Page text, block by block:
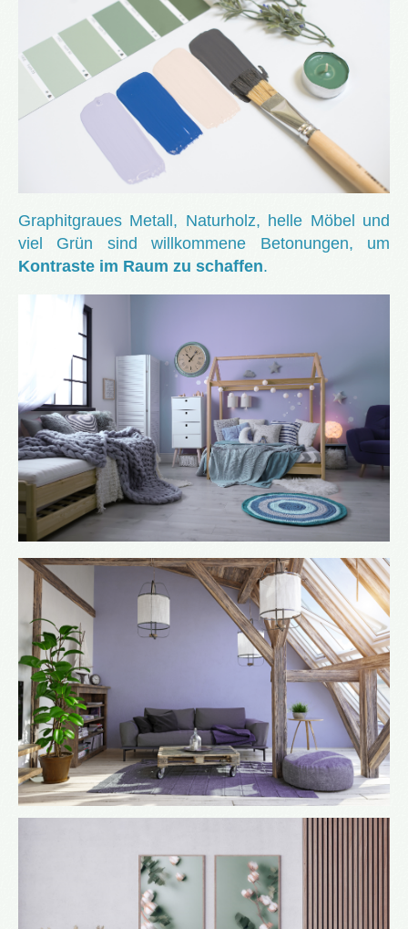
Graphitgraues Metall, Naturholz, helle Möbel und
viel Grün sind willkommene Betonungen, um
Kontraste im Raum zu schaffen.